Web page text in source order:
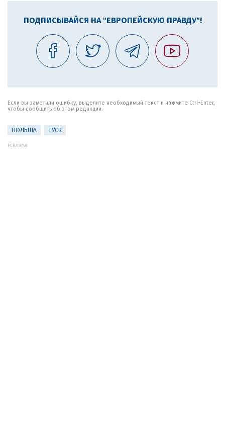
ПОДПИСЫВАЙСЯ НА "ЕВРОПЕЙСКУЮ ПРАВДУ"!
Если вы заметили ошибку, выделите необходимый текст и нажмите Ctrl+Enter,
чтобы сообщить об этом редакции.
ПОЛЬША ТУСК
РЕКЛАМА: